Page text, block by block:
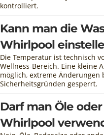
kontrolliert.
Kann man die
Whirlpool
Die Temperatur ist technisch
Wellness-Bereich. Eine kleine
möglich, extreme Änderungen
Sicherheitsgründen gesperrt.
Darf man Öle
Whirlpool